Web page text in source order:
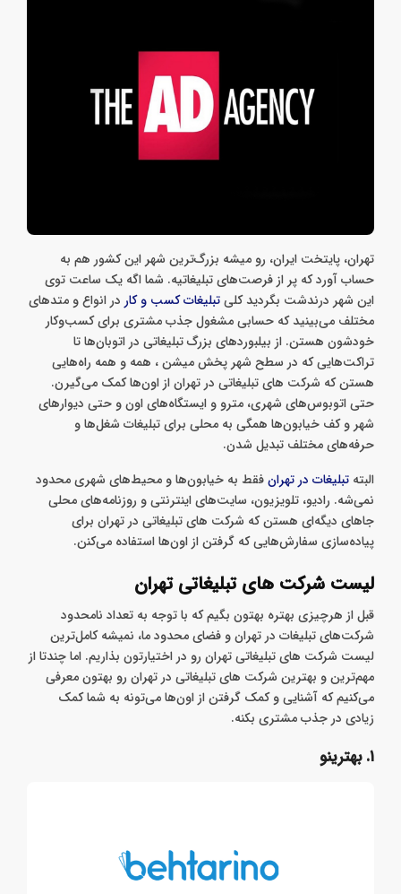
تهران، پایتخت ایران، رو میشه بزرگ‌ترین شهر این کشور هم به
حساب آورد که پر از فرصت‌های تبلیغاتیه. شما اگه یک ساعت توی
این شهر درندشت بگردید کلیتبلیغات کسب و کار در انواع و متدهای
مختلف می‌بینید که حسابی مشغول جذب مشتری برای کسب‌‌وکار
خودشون هستن. از بیلبوردهای بزرگ تبلیغاتی در اتوبان‌ها تا
تراکت‌هایی که در سطح شهر پخش میشن ، همه و همه راه‌هایی
هستن که شرکت‌ های تبلیغاتی در تهران از اون‌ها کمک می‌گیرن.
حتی اتوبوس‌های شهری، مترو و ایستگاه‌های اون و حتی دیوارهای
شهر و کف خیابون‌ها همگی به محلی برای تبلیغات شغل‌ها و
حرفه‌های مختلف تبدیل شدن.
البته تبلیغات در تهرانفقط به خیابون‌ها و محیط‌های شهری محدود
نمی‌شه. رادیو، تلویزیون، سایت‌های اینترنتی و روزنامه‌های محلی
جاهای دیگه‌ای هستن که شرکت های تبلیغاتی در تهران برای
پیاده‌سازی سفارش‌هایی که گرفتن از اون‌ها استفاده می‌کنن.
لیست شرکت های تبلیغاتی تهران
قبل از هرچیزی بهتره بهتون بگیم که با توجه به تعداد نامحدود
شرکت‌های تبلیغات در تهران و فضای محدود ما، نمیشه کامل‌ترین
لیست شرکت های تبلیغاتی تهران رو در اختیارتون بذاریم. اما چندتا از
مهم‌ترین و بهترین شرکت های تبلیغاتی در تهران رو بهتون معرفی
می‌کنیم که آشنایی و کمک گرفتن از اون‌ها می‌تونه به شما کمک
زیادی در جذب مشتری بکنه.
۱. بهترینو